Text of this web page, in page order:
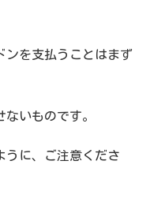
ンを支払うことはまず
いものです。
うに、ご注意くださ